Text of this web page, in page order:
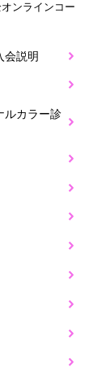
ンラインコー
会説明
ルカラー診